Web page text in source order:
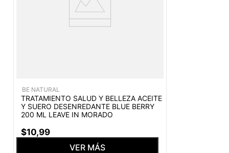
BE NATURAL
TRATAMIENTO SALUD Y BELLEZA ACEITE
Y SUERO DESENREDANTE BLUE BERRY
200 ML LEAVE IN MORADO
$10,99
VER MÁS